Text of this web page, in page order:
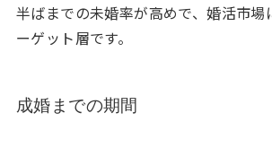
半ばまでの未婚率が高めで、婚活市場
ーゲット層です。
成婚までの期間